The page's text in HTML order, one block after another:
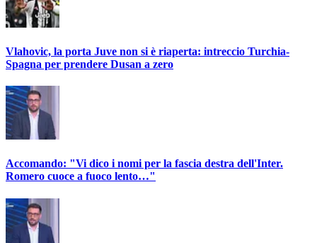
Vlahovic, la porta Juve non si è riaperta: intreccio Turchia-
Spagna per prendere Dusan a zero
Accomando: "Vi dico i nomi per la fascia destra dell'Inter.
Romero cuoce a fuoco lento…"